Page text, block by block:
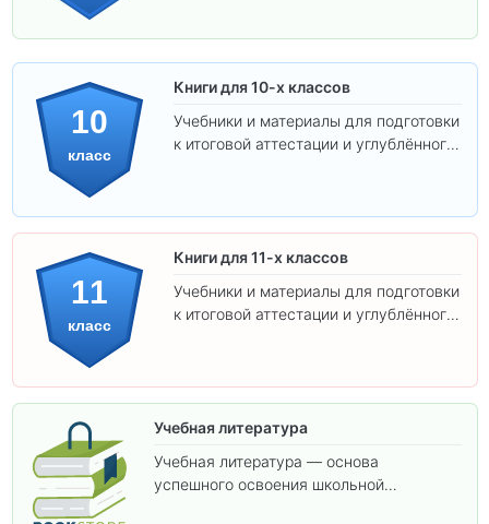
10
класс
Книги для 10-х классов
Учебники и материалы для подготовки
к итоговой аттестации и углублённого
11
класс
Книги для 11-х классов
Учебники и материалы для подготовки
к итоговой аттестации и углублённого
Учебная литература
Учебная литература — основа
успешного освоения школьной